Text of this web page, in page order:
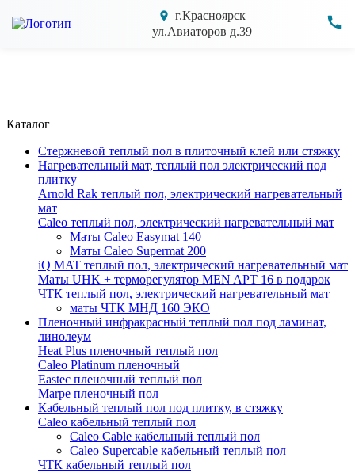
г.Красноярск
ул.Авиаторов д.39
Каталог
Cтержневой теплый пол в плиточный клей или стяжку
Нагревательный мат, теплый пол электрический под
плитку
Arnold Rak теплый пол, электрический нагревательный
мат
Caleo теплый пол, электрический нагревательный мат
Маты Caleo Easymat 140
Маты Caleo Supermat 200
iQ MAT теплый пол, электрический нагревательный мат
Маты UHK + терморегулятор MEN APT 16 в подарок
ЧТК теплый пол, электрический нагревательный мат
маты ЧТК МНД 160 ЭКО
Пленочный инфракрасный теплый пол под ламинат,
линолеум
Heat Plus пленочный теплый пол
Caleo Platinum пленочный
Eastec пленочный теплый пол
Marpe пленочный пол
Кабельный теплый пол под плитку, в стяжку
Caleo кабельный теплый пол
Caleo Cable кабельный теплый пол
Сaleo Supercable кабельный теплый пол
ЧТК кабельный теплый пол